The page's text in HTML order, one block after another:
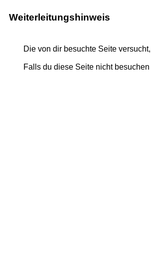
Weiterleitungshinweis
Die von dir besuchte Seite
Falls du diese Seite nicht